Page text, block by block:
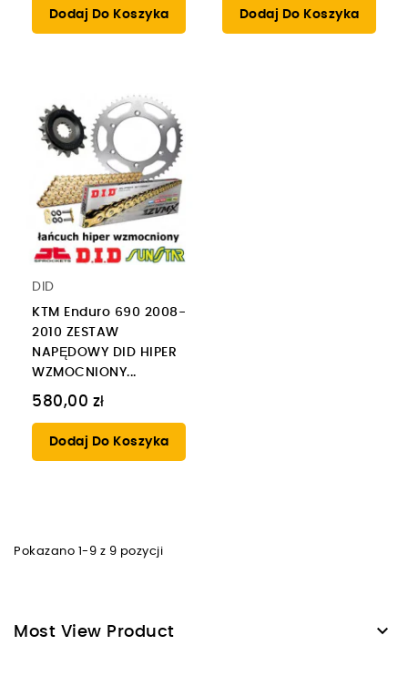
Dodaj Do Koszyka Dodaj Do Koszyka
DID
KTM Enduro 690 2008-
2010 ZESTAW
NAPĘDOWY DID HIPER
WZMOCNIONY...
580,00 zł
Dodaj Do Koszyka
Pokazano 1-9 z 9 pozycji
Most View Product 